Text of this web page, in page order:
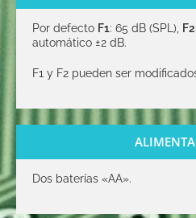
Por defecto F1: 65 dB (SPL), F2
automático ±2 dB.
F1 y F2 pueden ser
Dos baterías «AA».